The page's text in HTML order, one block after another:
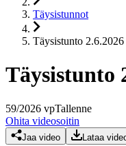
Täysistunnot
Täysistunto
Täysistunto
59/2026 vpTallenne
Ohita videosoitin
Jaa video Lataa